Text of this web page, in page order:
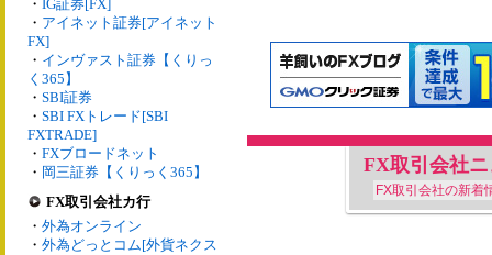
・ IG証券[FX]
・ アイネット証券[アイネット
FX]
・ インヴァスト証券【くりっ
く365】
・ SBI証券
・ SBI FXトレード[SBI
FXTRADE]
・ FXブロードネット
・ 岡三証券【くりっく365】
FX取引会社カ行
・ 外為オンライン
・ 外為どっとコム[外貨ネクス
FX取引会社
FX取引会社の新着